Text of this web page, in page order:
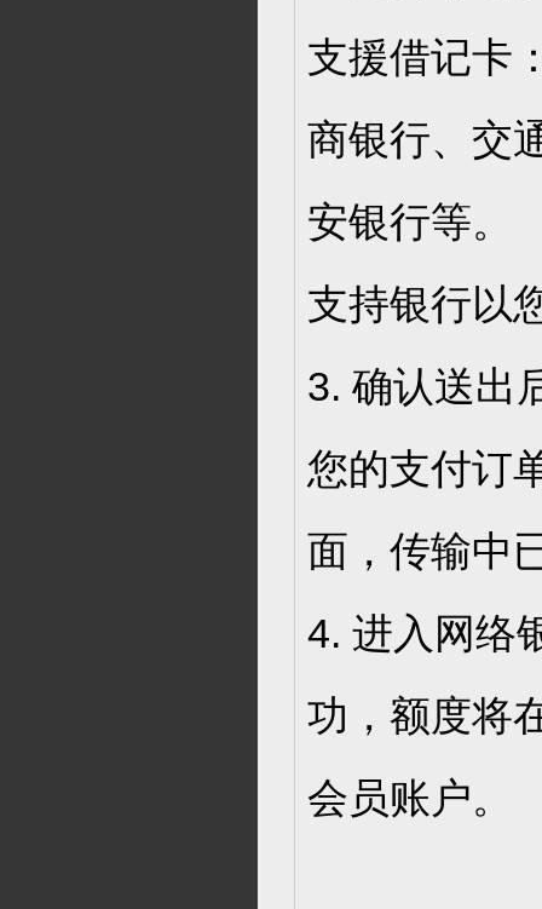
支援借记卡
商银行、交
安银行等。
支持银行以
3. 确认送出
您的支付订
面，传输中
4. 进入网络
功，额度将
会员账户。